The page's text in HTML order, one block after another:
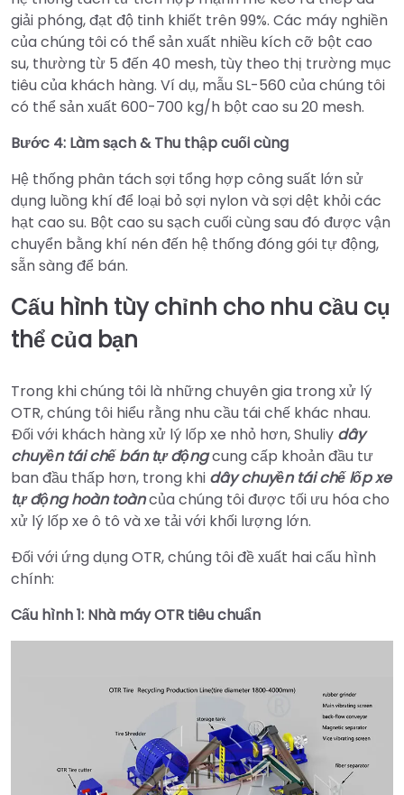
giải phóng, đạt độ tinh khiết trên 99%. Các máy nghiền
của chúng tôi có thể sản xuất nhiều kích cỡ bột cao
su, thường từ 5 đến 40 mesh, tùy theo thị trường mục
tiêu của khách hàng. Ví dụ, mẫu SL-560 của chúng tôi
có thể sản xuất 600-700 kg/h bột cao su 20 mesh.
Bước 4: Làm sạch & Thu thập cuối cùng
Hệ thống phân tách sợi tổng hợp công suất lớn sử
dụng luồng khí để loại bỏ sợi nylon và sợi dệt khỏi các
hạt cao su. Bột cao su sạch cuối cùng sau đó được vận
chuyển bằng khí nén đến hệ thống đóng gói tự động,
sẵn sàng để bán.
Cấu hình tùy chỉnh cho nhu cầu cụ
thể của bạn
Trong khi chúng tôi là những chuyên gia trong xử lý
OTR, chúng tôi hiểu rằng nhu cầu tái chế khác nhau.
Đối với khách hàng xử lý lốp xe nhỏ hơn, Shuliy dây
chuyền tái chế bán tự độngcung cấp khoản đầu tư
ban đầu thấp hơn, trong khi dây chuyền tái chế lốp xe
tự động hoàn toàncủa chúng tôi được tối ưu hóa cho
xử lý lốp xe ô tô và xe tải với khối lượng lớn.
Đối với ứng dụng OTR, chúng tôi đề xuất hai cấu hình
chính:
Cấu hình 1: Nhà máy OTR tiêu chuẩn